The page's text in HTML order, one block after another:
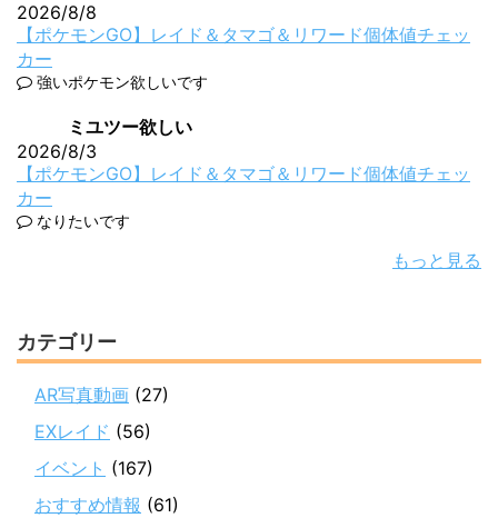
2026/8/8
【ポケモンGO】レイド＆タマゴ＆リワード個体値チェッ
カー
強いポケモン欲しいです
ミユツー欲しい
2026/8/3
【ポケモンGO】レイド＆タマゴ＆リワード個体値チェッ
カー
なりたいです
もっと見る
カテゴリー
AR写真動画 (27)
EXレイド (56)
イベント (167)
おすすめ情報 (61)